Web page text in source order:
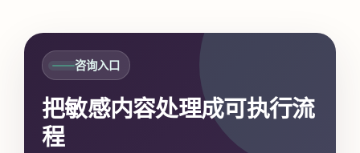
咨询入口
把敏感内容处理成可执行流
程